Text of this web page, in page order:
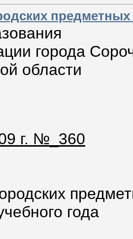
города
области
г. №_360
года